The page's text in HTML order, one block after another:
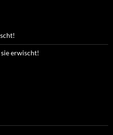
erwischt!